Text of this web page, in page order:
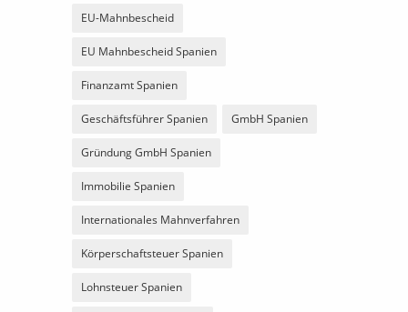
EU-Mahnbescheid
EU Mahnbescheid Spanien
Finanzamt Spanien
Geschäftsführer Spanien GmbH Spanien
Gründung GmbH Spanien
Immobilie Spanien
Internationales Mahnverfahren
Körperschaftsteuer Spanien
Lohnsteuer Spanien